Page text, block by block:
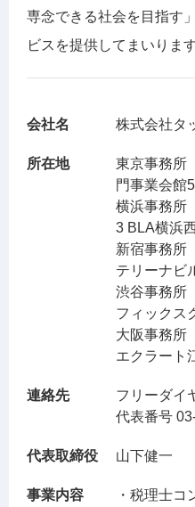
専念できる社会を目指す
ビスを提供してまいります
会社名 株式会社タ
所在地
東京事務所
門事業会館
横浜事務所
3 BLA横浜
新宿事務所
テリーナビ
渋谷事務所
フィックス
大阪事務所
エクラート
連絡先 フリーダイ
代表番号
代表取締役 山下健一
事業内容
・税理士コ